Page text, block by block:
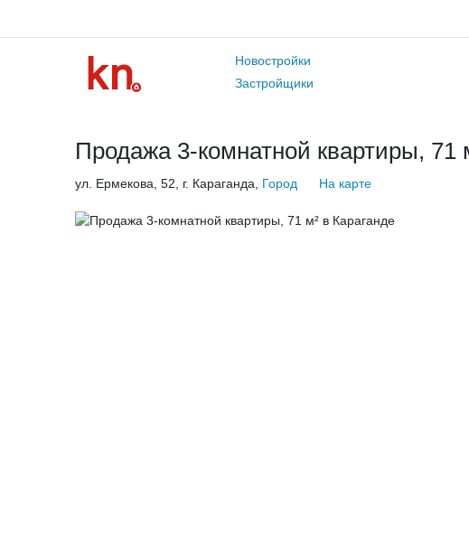
Новостройки
Застройщики
Продажа 3-комнатной квартиры, 71
ул. Ермекова, 52, г. Караганда, Город На карте